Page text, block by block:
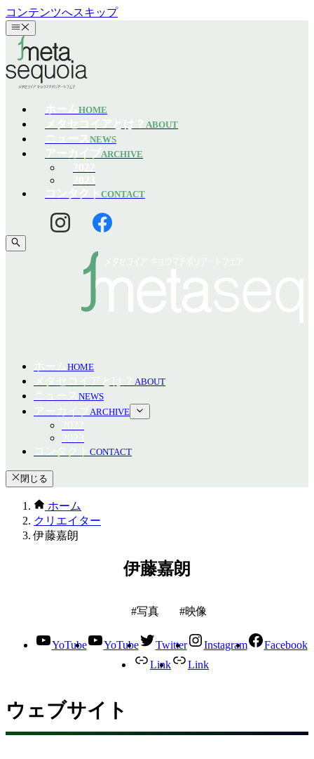
コンテンツへスキップ
HOME
ABOUT
NEWS
ARCHIVE
CONTACT
HOME
ABOUT
NEWS
ARCHIVE
CONTACT
閉じる
ホーム
クリエイター
伊藤嘉朗
伊藤嘉朗
写真 映像
YoTube YoTube Twitter Instagram
Facebook
Link
Link
ウェブサイト